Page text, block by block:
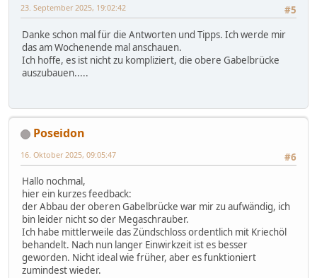
#5
23. September 2025, 19:02:42
Danke schon mal für die Antworten und Tipps. Ich werde mir
das am Wochenende mal anschauen.
Ich hoffe, es ist nicht zu kompliziert, die obere Gabelbrücke
auszubauen.....
Poseidon
#6
16. Oktober 2025, 09:05:47
Hallo nochmal,
hier ein kurzes feedback:
der Abbau der oberen Gabelbrücke war mir zu aufwändig, ich
bin leider nicht so der Megaschrauber.
Ich habe mittlerweile das Zündschloss ordentlich mit Kriechöl
behandelt. Nach nun langer Einwirkzeit ist es besser
geworden. Nicht ideal wie früher, aber es funktioniert
zumindest wieder.